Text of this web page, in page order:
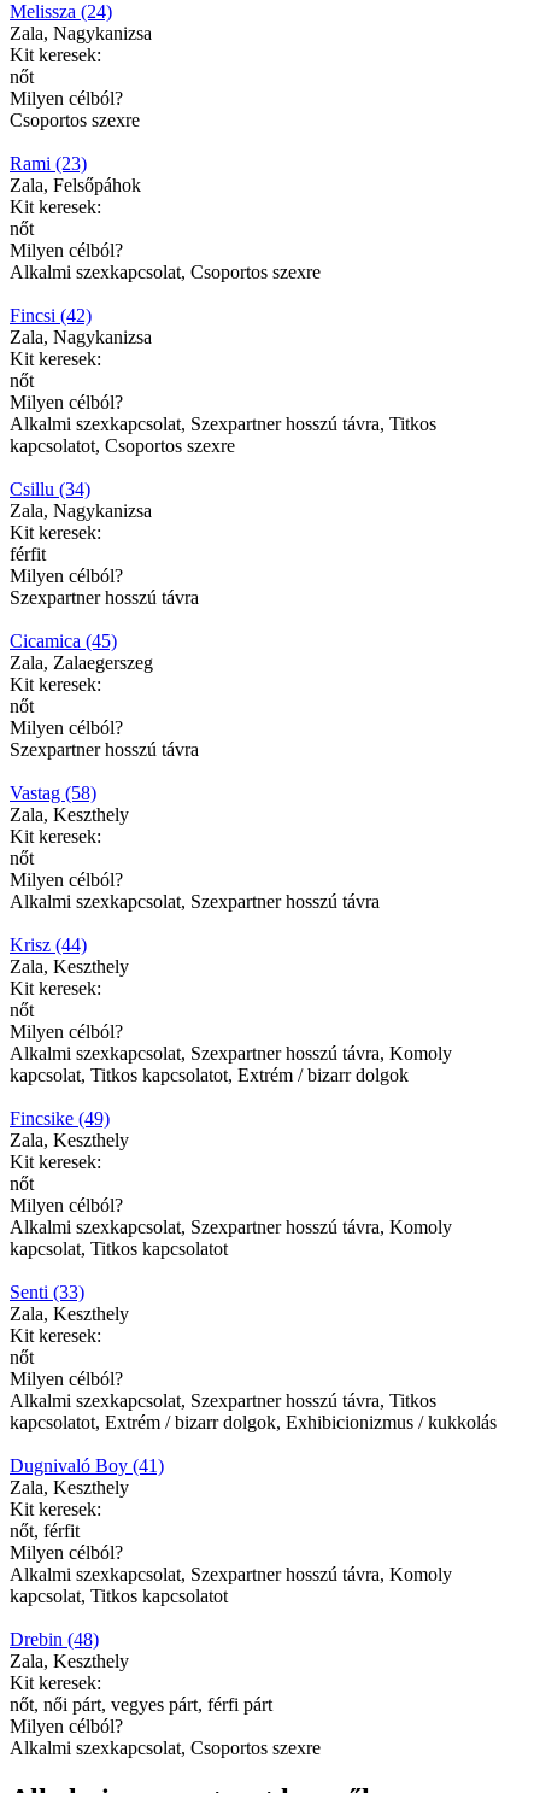
Melissza (24)
Zala, Nagykanizsa
Kit keresek:
nőt
Milyen célból?
Csoportos szexre
Rami (23)
Zala, Felsőpáhok
Kit keresek:
nőt
Milyen célból?
Alkalmi szexkapcsolat, Csoportos szexre
Fincsi (42)
Zala, Nagykanizsa
Kit keresek:
nőt
Milyen célból?
Alkalmi szexkapcsolat, Szexpartner hosszú távra, Titkos
kapcsolatot, Csoportos szexre
Csillu (34)
Zala, Nagykanizsa
Kit keresek:
férfit
Milyen célból?
Szexpartner hosszú távra
Cicamica (45)
Zala, Zalaegerszeg
Kit keresek:
nőt
Milyen célból?
Szexpartner hosszú távra
Vastag (58)
Zala, Keszthely
Kit keresek:
nőt
Milyen célból?
Alkalmi szexkapcsolat, Szexpartner hosszú távra
Krisz (44)
Zala, Keszthely
Kit keresek:
nőt
Milyen célból?
Alkalmi szexkapcsolat, Szexpartner hosszú távra, Komoly
kapcsolat, Titkos kapcsolatot, Extrém / bizarr dolgok
Fincsike (49)
Zala, Keszthely
Kit keresek:
nőt
Milyen célból?
Alkalmi szexkapcsolat, Szexpartner hosszú távra, Komoly
kapcsolat, Titkos kapcsolatot
Senti (33)
Zala, Keszthely
Kit keresek:
nőt
Milyen célból?
Alkalmi szexkapcsolat, Szexpartner hosszú távra, Titkos
kapcsolatot, Extrém / bizarr dolgok, Exhibicionizmus / kukkolás
Dugnivaló Boy (41)
Zala, Keszthely
Kit keresek:
nőt, férfit
Milyen célból?
Alkalmi szexkapcsolat, Szexpartner hosszú távra, Komoly
kapcsolat, Titkos kapcsolatot
Drebin (48)
Zala, Keszthely
Kit keresek:
nőt, női párt, vegyes párt, férfi párt
Milyen célból?
Alkalmi szexkapcsolat, Csoportos szexre